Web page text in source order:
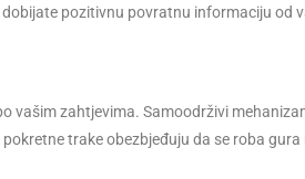
pozitivnu povratnu informaciju od
vašim zahtjevima. Samoodrživi
trake obezbjeđuju da se roba